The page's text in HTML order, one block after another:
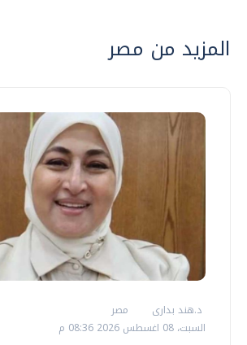
المزيد من مصر
د.هند بدارى
مصر
السبت، 08 اغسطس 2026 08:36 م